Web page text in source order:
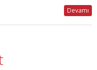
Devamı